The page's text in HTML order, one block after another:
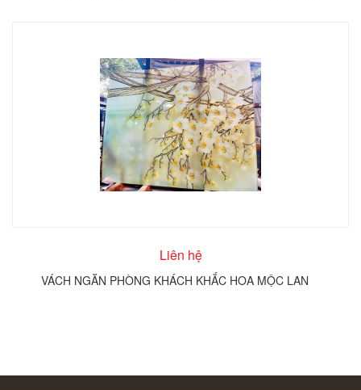
Liên hệ
VÁCH NGĂN PHÒNG KHÁCH KHẮC HOA MỘC LAN